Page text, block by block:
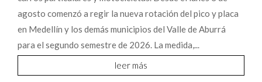
agosto comenzó a regir la nueva rotación del pico y placa
en Medellín y los demás municipios del Valle de Aburrá
para el segundo semestre de 2026. La medida,...
leer más